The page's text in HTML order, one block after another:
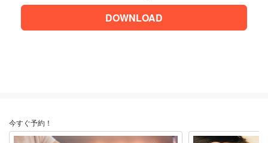
DOWNLOAD
今すぐ予約！